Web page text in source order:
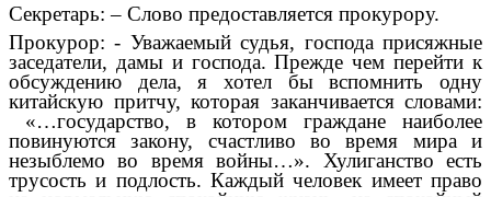
Секретарь: – Слово предоставляется прокурору.
Прокурор: - Уважаемый судья, господа присяжные
заседатели, дамы и господа. Прежде чем перейти к
обсуждению дела, я хотел бы вспомнить одну
китайскую притчу, которая заканчивается словами:
«…государство, в котором граждане наиболее
повинуются закону, счастливо во время мира и
незыблемо во время войны…». Хулиганство есть
трусость и подлость. Каждый человек имеет право